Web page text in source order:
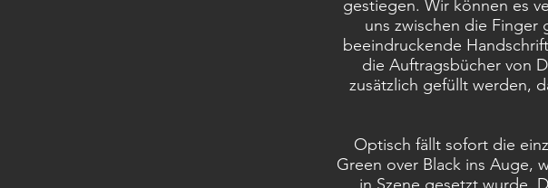
gestiegen. Wir können es
uns zwischen die Finger
beeindruckende
die Auftragsbücher von
zusätzlich gefüllt werden,
Optisch fällt sofort die
Green over Black ins Auge,